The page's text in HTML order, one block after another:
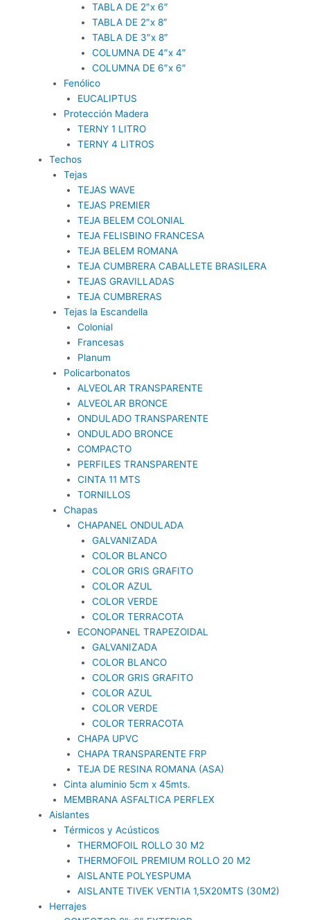
TABLA DE 2″x 6″
TABLA DE 2″x 8″
TABLA DE 3″x 8″
COLUMNA DE 4″x 4″
COLUMNA DE 6″x 6″
Fenólico
EUCALIPTUS
Protección Madera
TERNY 1 LITRO
TERNY 4 LITROS
Techos
Tejas
TEJAS WAVE
TEJAS PREMIER
TEJA BELEM COLONIAL
TEJA FELISBINO FRANCESA
TEJA BELEM ROMANA
TEJA CUMBRERA CABALLETE BRASILERA
TEJAS GRAVILLADAS
TEJA CUMBRERAS
Tejas la Escandella
Colonial
Francesas
Planum
Policarbonatos
ALVEOLAR TRANSPARENTE
ALVEOLAR BRONCE
ONDULADO TRANSPARENTE
ONDULADO BRONCE
COMPACTO
PERFILES TRANSPARENTE
CINTA 11 MTS
TORNILLOS
Chapas
CHAPANEL ONDULADA
GALVANIZADA
COLOR BLANCO
COLOR GRIS GRAFITO
COLOR AZUL
COLOR VERDE
COLOR TERRACOTA
ECONOPANEL TRAPEZOIDAL
GALVANIZADA
COLOR BLANCO
COLOR GRIS GRAFITO
COLOR AZUL
COLOR VERDE
COLOR TERRACOTA
CHAPA UPVC
CHAPA TRANSPARENTE FRP
TEJA DE RESINA ROMANA (ASA)
Cinta aluminio 5cm x 45mts.
MEMBRANA ASFALTICA PERFLEX
Aislantes
Térmicos y Acústicos
THERMOFOIL ROLLO 30 M2
THERMOFOIL PREMIUM ROLLO 20 M2
AISLANTE POLYESPUMA
AISLANTE TIVEK VENTIA 1,5X20MTS (30M2)
Herrajes